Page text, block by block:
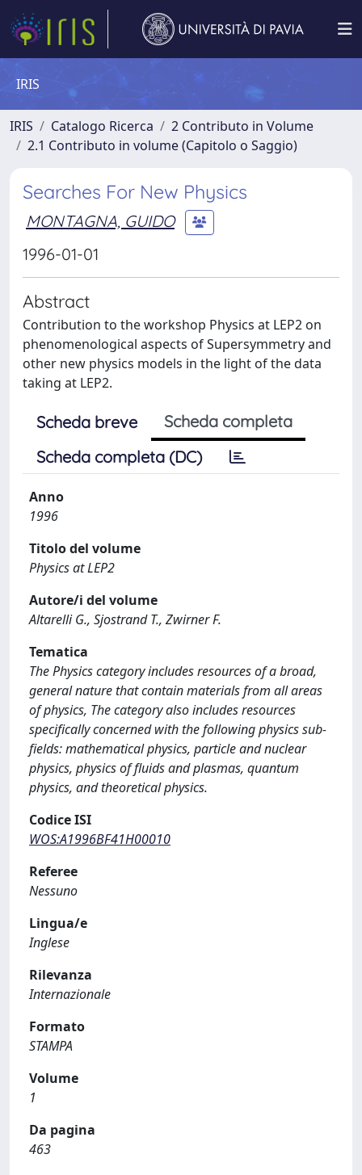
IRIS
IRIS Catalogo Ricerca
2 Contributo in Volume
2.1 Contributo in volume (Capitolo o Saggio)
Searches For New Physics
MONTAGNA, GUIDO
1996-01-01
Abstract
Contribution to the workshop Physics at LEP2 on
phenomenological aspects of Supersymmetry and
other new physics models in the light of the data
taking at LEP2.
Scheda breve
Scheda completa
Scheda completa (DC)
Anno
1996
Titolo del volume
Physics at LEP2
Autore/i del volume
Altarelli G., Sjostrand T., Zwirner F.
Tematica
The Physics category includes resources of a broad,
general nature that contain materials from all areas
of physics, The category also includes resources
specifically concerned with the following physics sub-
fields: mathematical physics, particle and nuclear
physics, physics of fluids and plasmas, quantum
physics, and theoretical physics.
Codice ISI
WOS:A1996BF41H00010
Referee
Nessuno
Lingua/e
Inglese
Rilevanza
Internazionale
Formato
STAMPA
Volume
1
Da pagina
463